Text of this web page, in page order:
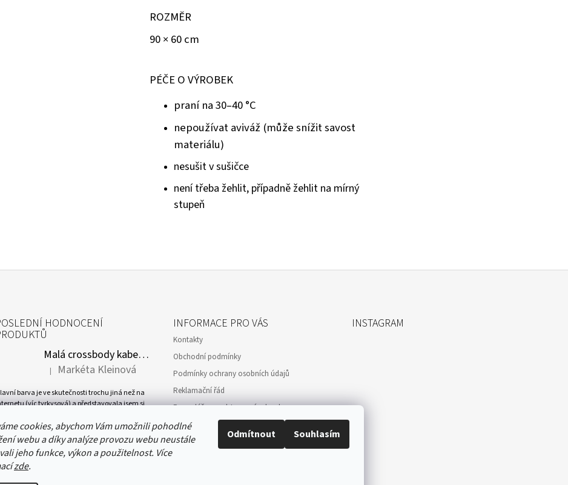
cookies, abychom Vám umožnili pohodlné
webu a díky analýze provozu webu neustále
jeho funkce, výkon a použitelnost. Více
zde.
Odmítnout Souhlasím
ROZMĚR
90 × 60 cm
PÉČE O VÝROBEK
praní na 30–40 °C
nepoužívat aviváž (může snížit savost
materiálu)
nesušit v sušičce
není třeba žehlit, případně žehlit na mírný
stupeň
HODNOCENÍ
Malá crossbody kabelka - petrolejové a žluté květy
Hodnocení produktu je 5 z 5 hvězdiček.
| Markéta Kleinová
barva je ve skutečnosti trochu jiná než na
(víc tyrkysová) a představovala jsem si
se mi tak moc líbí, že mi nic z toho nevadí.
nadšená z kabelky i taštičky.
INFORMACE PRO VÁS
Kontakty
Obchodní podmínky
Podmínky ochrany osobních údajů
Reklamační řád
Formulář pro odstoupení od smlouvy
GDPR
Moje objednávka
INSTAGRAM